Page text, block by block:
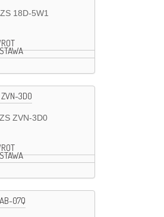
18D-5W1
ZVN-3D0